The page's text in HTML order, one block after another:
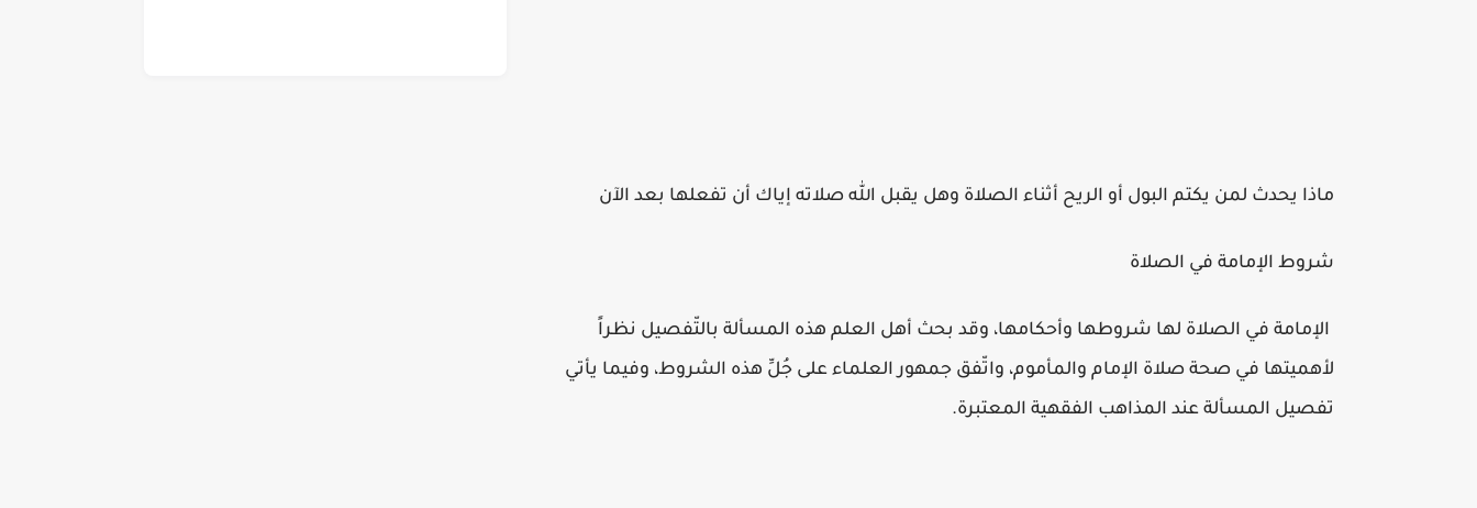
ماذا يحدث لمن يكتم البول أو الريح أثناء الصلاة وهل يقبل الله صلاته إياك أن تفعلها بعد الآن
شروط الإمامة في الصلاة
الإمامة في الصلاة لها شروطها وأحكامها، وقد بحث أهل العلم هذه المسألة بالتّفصيل نظراً
لأهميتها في صحة صلاة الإمام والمأموم، واتّفق جمهور العلماء على جُلِّ هذه الشروط، وفيما يأتي
تفصيل المسألة عند المذاهب الفقهية المعتبرة.